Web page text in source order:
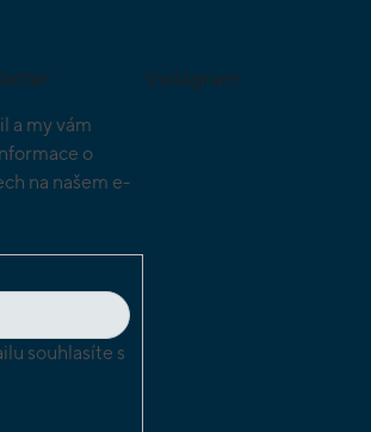
a my vám
o
na našem e-
souhlasíte s
Instagram